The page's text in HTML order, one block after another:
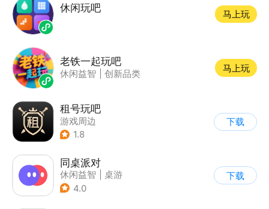
休闲玩吧
马上玩
老铁一起玩吧
休闲益智 创新品类
马上玩
租号玩吧
游戏周边
1.8
下载
同桌派对
休闲益智
桌游
| 派对游戏
4.0
下载